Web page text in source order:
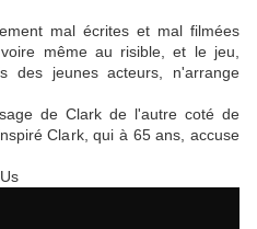
mal écrites et mal filmées
même au risible, et le jeu,
des jeunes acteurs, n'arrange
de Clark de l'autre coté de
Clark, qui à 65 ans, accuse